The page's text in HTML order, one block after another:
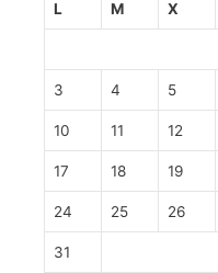
L M X
3 4 5
10 11 12
17 18 19
24 25 26
31